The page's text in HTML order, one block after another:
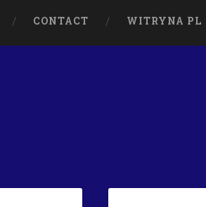
CONTACT WITRYNA PL